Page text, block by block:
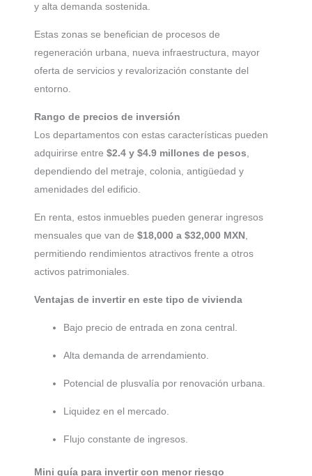
y alta demanda sostenida.
Estas zonas se benefician de procesos de
regeneración urbana, nueva infraestructura, mayor
oferta de servicios y revalorización constante del
entorno.
Rango de precios de inversión
Los departamentos con estas características pueden
adquirirse entre $2.4 y $4.9 millones de pesos,
dependiendo del metraje, colonia, antigüedad y
amenidades del edificio.
En renta, estos inmuebles pueden generar ingresos
mensuales que van de $18,000 a $32,000 MXN,
permitiendo rendimientos atractivos frente a otros
activos patrimoniales.
Ventajas de invertir en este tipo de vivienda
Bajo precio de entrada en zona central.
Alta demanda de arrendamiento.
Potencial de plusvalía por renovación urbana.
Liquidez en el mercado.
Flujo constante de ingresos.
Mini guía para invertir con menor riesgo